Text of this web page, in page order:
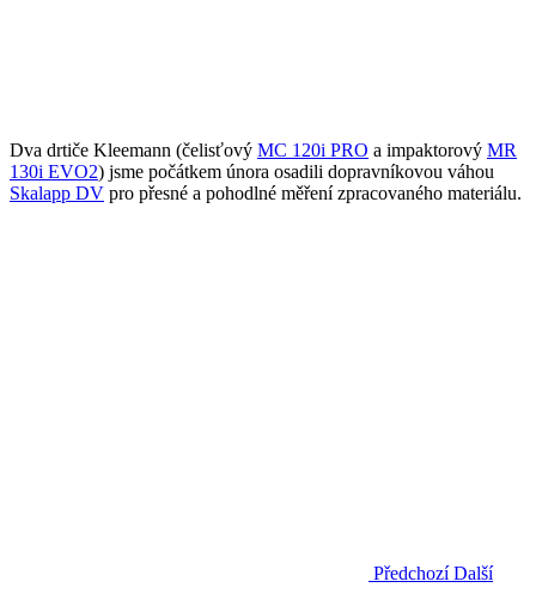
Dva drtiče Kleemann (čelisťový MC 120i PRO a impaktorový MR
130i EVO2) jsme počátkem února osadili dopravníkovou váhou
Skalapp DV pro přesné a pohodlné měření zpracovaného materiálu.
PředchozíDalší